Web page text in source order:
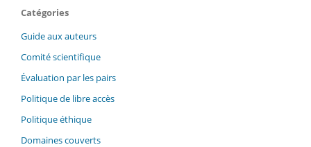
Catégories
Guide aux auteurs
Comité scientifique
Évaluation par les pairs
Politique de libre accès
Politique éthique
Domaines couverts